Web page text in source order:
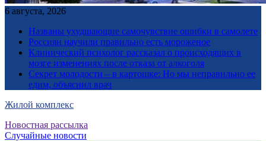
6 августа, 2026
Названы ухудшающие самочувствие ошибки в самолете
Россиян научили правильно есть мороженое
Клинический психолог рассказал о происходящих в
мозге изменениях после отказа от алкоголя
Секрет молодости – в картошке: Но мы неправильно ее
едим, объяснил врач
Жилой комплекс
Новостная рассылка
Случайные новости